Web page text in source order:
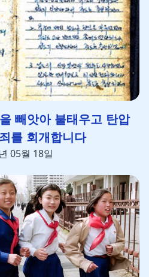
빼앗아 불태우고 탄압
를 회개합니다
05월 18일